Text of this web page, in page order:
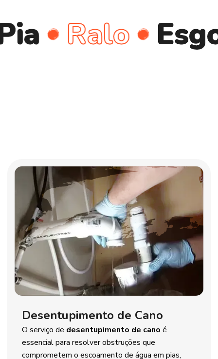
Ralo Esgoto
Desentupimento de Cano
O serviço de desentupimento de cano é
essencial para resolver obstruções que
comprometem o escoamento de água em pias,